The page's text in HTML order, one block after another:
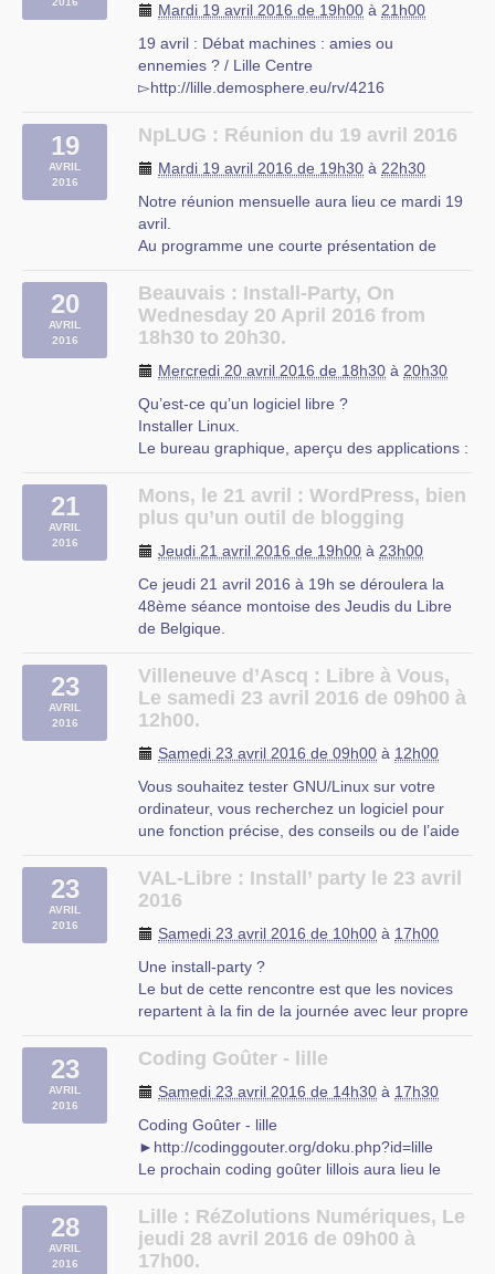
et est (…)
Mardi 19 avril 2016 de 19h00 à 21h00
19 avril : Débat machines : amies ou
ennemies ? / Lille Centre
▻http://lille.demosphere.eu/rv/4216
face à des objets technologiques de plus en
les cheveux face à une machine qui ne se
rebelle ? Qui ne (…)
19
AVRIL
2016
NpLUG : Réunion du 19 avril 2016
Mardi 19 avril 2016 de 19h30 à 22h30
Notre réunion mensuelle aura lieu ce mardi 19
avril.
Au programme une courte présentation de
et l’installation de logiciels sous Linux (APT
sous Debian/Ubuntu/Linux Mint).
Comme d’habitude les locaux sont accessibles
20
AVRIL
2016
Beauvais : Install-Party, On
Wednesday 20 April 2016 from
18h30 to 20h30.
Mercredi 20 avril 2016 de 18h30 à 20h30
Qu’est-ce qu’un logiciel libre ?
Installer Linux.
Le bureau graphique, aperçu des applications :
tableur, diaporama
Firefox et ses plugins de protection de la vie
Agenda avec Evolution, Newsletter (…)
21
AVRIL
2016
Mons, le 21 avril : WordPress, bien
plus qu’un outil de blogging
Jeudi 21 avril 2016 de 19h00 à 23h00
Ce jeudi 21 avril 2016 à 19h se déroulera la
48ème séance montoise des Jeudis du Libre
de Belgique.
qu’un outil de blogging
Thématique : Web
Public : Développeurs, graphistes web, curieux
Les animateurs conférenciers : Romain (…)
23
AVRIL
2016
Villeneuve d’Ascq : Libre à Vous,
Le samedi 23 avril 2016 de 09h00 à
12h00.
Samedi 23 avril 2016 de 09h00 à 12h00
Vous souhaitez tester GNU/Linux sur votre
ordinateur, vous recherchez un logiciel pour
une fonction précise, des conseils ou de l’aide
Libre à Vous est une permanence destinée à
vous faciliter l’utilisation de l’informatique. Vous
23
AVRIL
2016
VAL-Libre : Install’ party le 23 avril
2016
Samedi 23 avril 2016 de 10h00 à 17h00
Une install-party ?
Le but de cette rencontre est que les novices
repartent à la fin de la journée avec leur propre
système d’exploitation, correctement installé,
(source Wikipedia)
Celle-ci aura lieu à la (…)
Valenciennes
23
AVRIL
2016
Coding Goûter - lille
Samedi 23 avril 2016 de 14h30 à 17h30
Coding Goûter - lille
►http://codinggouter.org/doku.php?id=lille
Le prochain coding goûter lillois aura lieu le
59000 Lille) de 14h30 à 18h00.
Pour rester informer ou participer aux
échanges entre parents, venez nous rejoindre
28
AVRIL
2016
Lille : RéZolutions Numériques, Le
jeudi 28 avril 2016 de 09h00 à
17h00.